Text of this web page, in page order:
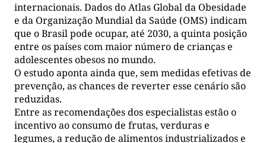
internacionais. Dados do Atlas Global da Obesidade
e da Organização Mundial da Saúde (OMS) indicam
que o Brasil pode ocupar, até 2030, a quinta posição
entre os países com maior número de crianças e
adolescentes obesos no mundo.
O estudo aponta ainda que, sem medidas efetivas de
prevenção, as chances de reverter esse cenário são
reduzidas.
Entre as recomendações dos especialistas estão o
incentivo ao consumo de frutas, verduras e
legumes, a redução de alimentos industrializados e